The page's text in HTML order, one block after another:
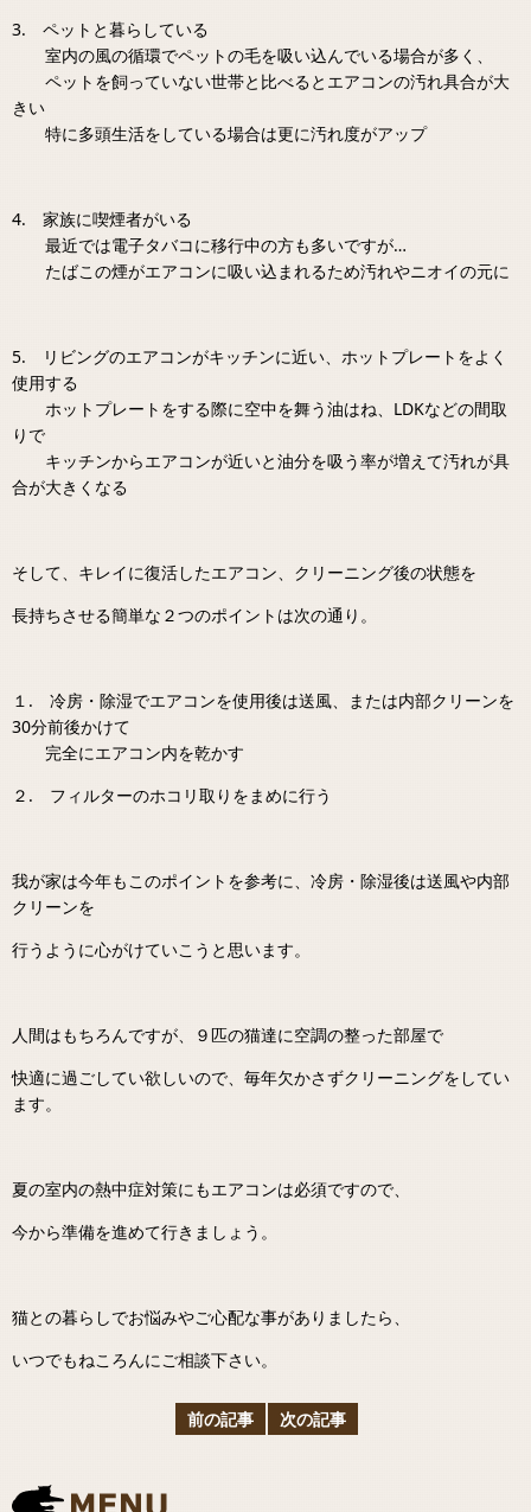
3. ペットと暮らしている
室内の風の循環でペットの毛を吸い込んでいる場合が多く、
ペットを飼っていない世帯と比べるとエアコンの汚れ具合が大
きい
特に多頭生活をしている場合は更に汚れ度がアップ
4. 家族に喫煙者がいる
最近では電子タバコに移行中の方も多いですが…
たばこの煙がエアコンに吸い込まれるため汚れやニオイの元に
5. リビングのエアコンがキッチンに近い、ホットプレートをよく
使用する
ホットプレートをする際に空中を舞う油はね、LDKなどの間取
りで
キッチンからエアコンが近いと油分を吸う率が増えて汚れが具
合が大きくなる
そして、キレイに復活したエアコン、クリーニング後の状態を
長持ちさせる簡単な２つのポイントは次の通り。
１. 冷房・除湿でエアコンを使用後は送風、または内部クリーンを
30分前後かけて
完全にエアコン内を乾かす
２. フィルターのホコリ取りをまめに行う
我が家は今年もこのポイントを参考に、冷房・除湿後は送風や内部
クリーンを
行うように心がけていこうと思います。
人間はもちろんですが、９匹の猫達に空調の整った部屋で
快適に過ごしてい欲しいので、毎年欠かさずクリーニングをしてい
ます。
夏の室内の熱中症対策にもエアコンは必須ですので、
今から準備を進めて行きましょう。
猫との暮らしでお悩みやご心配な事がありましたら、
いつでもねころんにご相談下さい。
前の記事 次の記事